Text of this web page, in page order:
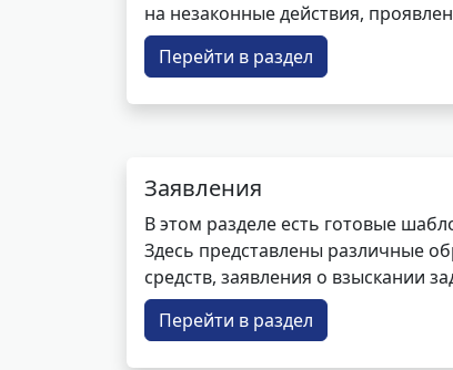
на незаконные действия,
Перейти в раздел
Заявления
В этом разделе есть готовые
Здесь представлены различные
средств, заявления о взыскании
Перейти в раздел